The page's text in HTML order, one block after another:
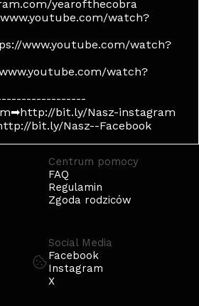
yearofthecobra
watch?
www.youtube.com/watch?
watch?
bit.ly/Nasz-instagram
bit.ly/Nasz--Facebook
Centrum pomocy
FAQ
Regulamin
Zgoda rodziców
Social Media
Facebook
Instagram
X